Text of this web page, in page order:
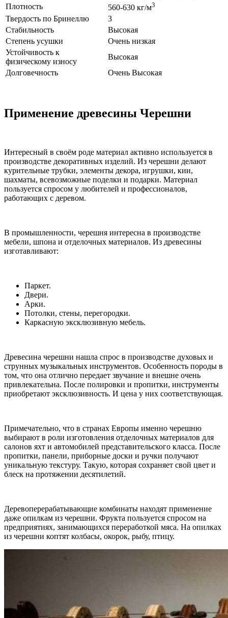
Плотность
560-630 кг/м3
Твердость по Бринеллю
3
Стабильность
Высокая
Степень усушки
Очень низкая
Устойчивость к
физическому износу
Высокая
Долговечность
Очень Высокая
Применение древесины Черешни
Интересный в своём роде материал активно используется в
производстве декоративных изделий. Из черешни делают
курительные трубки, элементы декора, игрушки, кии,
шахматы, всевозможные поделки и подарки. Материал
пользуется спросом у любителей и профессионалов,
работающих с деревом.
В промышленности, черешня интересна в производстве
мебели, шпона и отделочных материалов. Из древесины
изготавливают:
Паркет.
Двери.
Арки.
Потолки, стены, перегородки.
Каркасную эксклюзивную мебель.
Древесина черешни нашла спрос в производстве духовых и
струнных музыкальных инструментов. Особенность породы в
том, что она отлично передает звучание и внешне очень
привлекательна. После полировки и пропитки, инструменты
приобретают эксклюзивность. И цена у них соответствующая.
Примечательно, что в странах Европы именно черешню
выбирают в роли изготовления отделочных материалов для
салонов яхт и автомобилей представительского класса. После
пропитки, панели, приборные доски и ручки получают
уникальную текстуру. Такую, которая сохраняет свой цвет и
блеск на протяжении десятилетий.
Деревоперерабатывающие комбинаты находят применение
даже опилкам из черешни. Фрукта пользуется спросом на
предприятиях, занимающихся переработкой мяса. На опилках
из черешни коптят колбасы, окорок, рыбу, птицу.